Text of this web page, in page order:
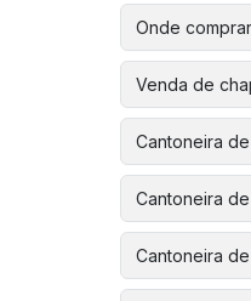
Onde
Venda de
Cantoneira
Cantoneira
Cantoneira